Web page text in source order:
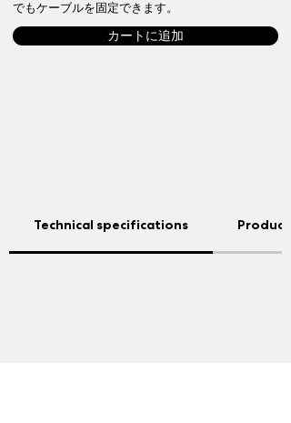
でもケーブルを固定できます。
カートに追加
Technical specifications Product